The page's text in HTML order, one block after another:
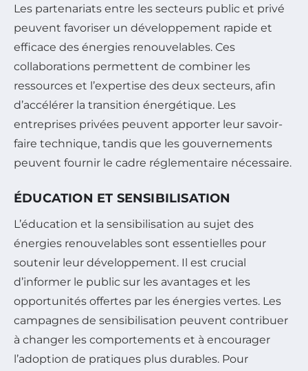
Les partenariats entre les secteurs public et privé
peuvent favoriser un développement rapide et
efficace des énergies renouvelables. Ces
collaborations permettent de combiner les
ressources et l’expertise des deux secteurs, afin
d’accélérer la transition énergétique. Les
entreprises privées peuvent apporter leur savoir-
faire technique, tandis que les gouvernements
peuvent fournir le cadre réglementaire nécessaire.
ÉDUCATION ET SENSIBILISATION
L’éducation et la sensibilisation au sujet des
énergies renouvelables sont essentielles pour
soutenir leur développement. Il est crucial
d’informer le public sur les avantages et les
opportunités offertes par les énergies vertes. Les
campagnes de sensibilisation peuvent contribuer
à changer les comportements et à encourager
l’adoption de pratiques plus durables. Pour